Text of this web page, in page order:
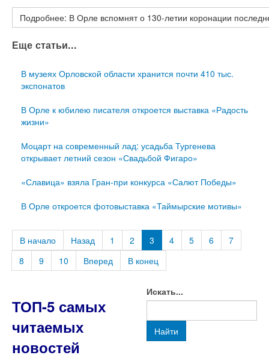
Подробнее: В Орле вспомнят о 130-летии коронации
Еще статьи...
В музеях Орловской области хранится почти 410 тыс.
экспонатов
В Орле к юбилею писателя откроется выставка «Радость
жизни»
Моцарт на современный лад: усадьба Тургенева
открывает летний сезон «Свадьбой Фигаро»
«Славица» взяла Гран-при конкурса «Салют Победы»
В Орле откроется фотовыставка «Таймырские мотивы»
В начало Назад 1 2 3 4 5 6
7
8
9 10 Вперед В конец
ТОП-5 самых
читаемых
новостей
Искать...
Найти